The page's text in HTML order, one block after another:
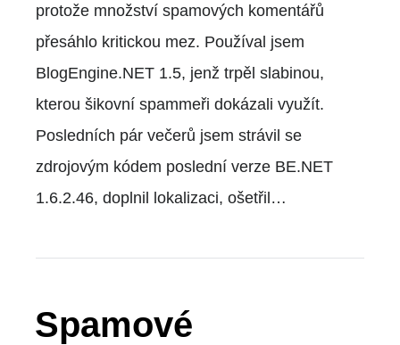
protože množství spamových komentářů
přesáhlo kritickou mez. Používal jsem
BlogEngine.NET 1.5, jenž trpěl slabinou,
kterou šikovní spammeři dokázali využít.
Posledních pár večerů jsem strávil se
zdrojovým kódem poslední verze BE.NET
1.6.2.46, doplnil lokalizaci, ošetřil…
Spamové